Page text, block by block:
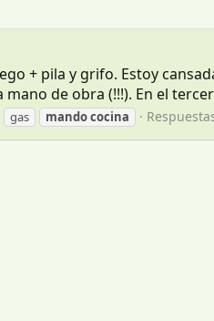
+ pila y grifo. Estoy
de obra (!!!). En el
gas mandococina